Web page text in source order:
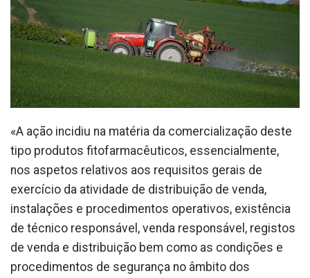
«A ação incidiu na matéria da comercialização deste
tipo produtos fitofarmacêuticos, essencialmente,
nos aspetos relativos aos requisitos gerais de
exercício da atividade de distribuição de venda,
instalações e procedimentos operativos, existência
de técnico responsável, venda responsável, registos
de venda e distribuição bem como as condições e
procedimentos de segurança no âmbito dos